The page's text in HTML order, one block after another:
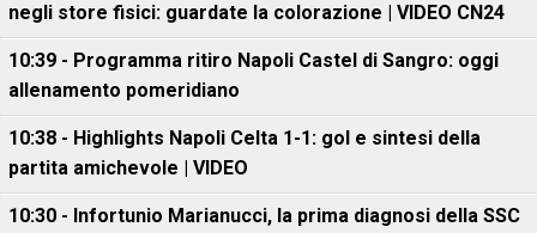
negli store fisici: guardate la colorazione | VIDEO CN24
10:39 - Programma ritiro Napoli Castel di Sangro: oggi
allenamento pomeridiano
10:38 - Highlights Napoli Celta 1-1: gol e sintesi della
partita amichevole | VIDEO
10:30 - Infortunio Marianucci, la prima diagnosi della SSC